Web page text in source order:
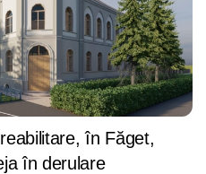
în Făget,
în derulare